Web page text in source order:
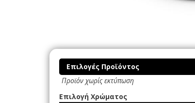
Επιλογές Προϊόντος
Προϊόν χωρίς εκτύπωση
Επιλογή Χρώματος